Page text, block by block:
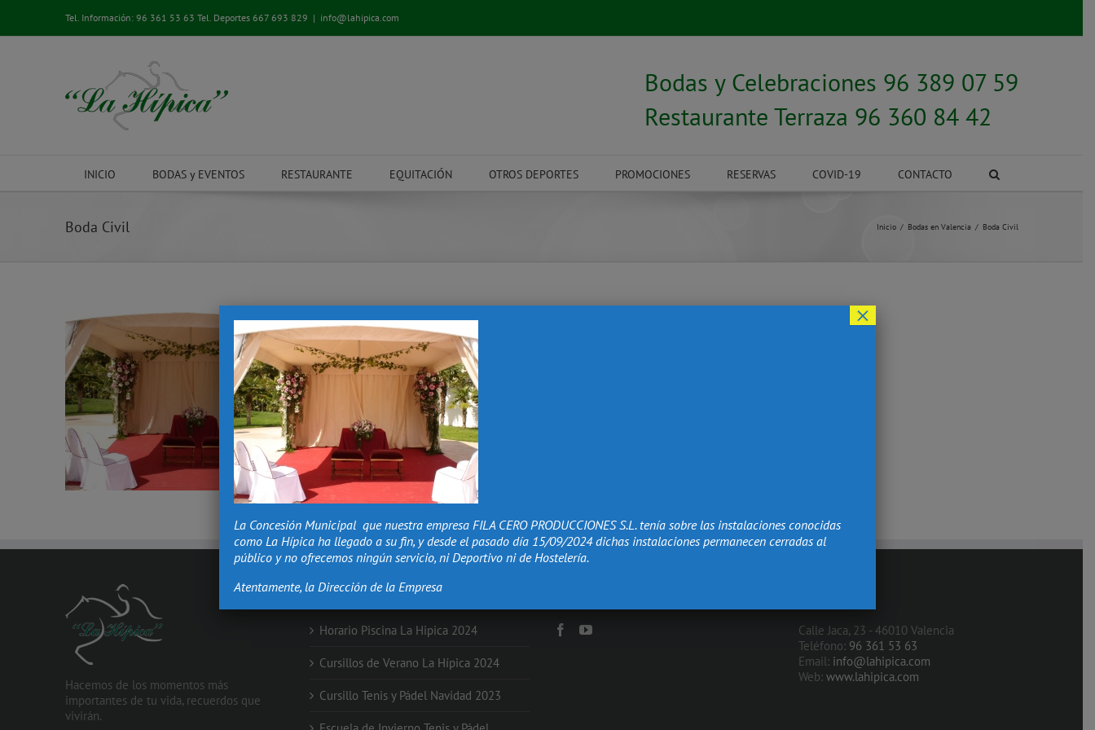
contenido
Tel. Información:96 361 53 63 Tel. Deportes667 693 829 | info@lahipica.com
Bodas y Celebraciones 96 389 07 59
Restaurante Terraza 96 360 84 42
INICIO BODAS y EVENTOS RESTAURANTE EQUITACIÓN OTROS DEPORTES PROMOCIONES RESERVAS COVID-19 CONTACTO
Boda Civil Inicio Bodas en Valencia Boda Civil
Hacemos de los momentos más
importantes de tu vida, recuerdos que
vivirán.
PROMOCIONES
Horario Piscina La Hipica 2024
Cursillos de Verano La Hípica 2024
Cursillo Tenis y Pádel Navidad 2023
Calle Jaca, 23 - 46010 Valencia
Teléfono: 96 361 53 63
Email: info@lahipica.com
Web: www.lahipica.com
La Concesión Municipal que nuestra empresa FILA CERO PRODUCCIONES S.L. tenía sobre las instalaciones conocidas
como La Hípica ha llegado a su fin, y desde el pasado día 15/09/2024 dichas instalaciones permanecen cerradas al
público y no ofrecemos ningún servicio, ni Deportivo ni de Hostelería.
Atentamente, la Dirección de la Empresa
×